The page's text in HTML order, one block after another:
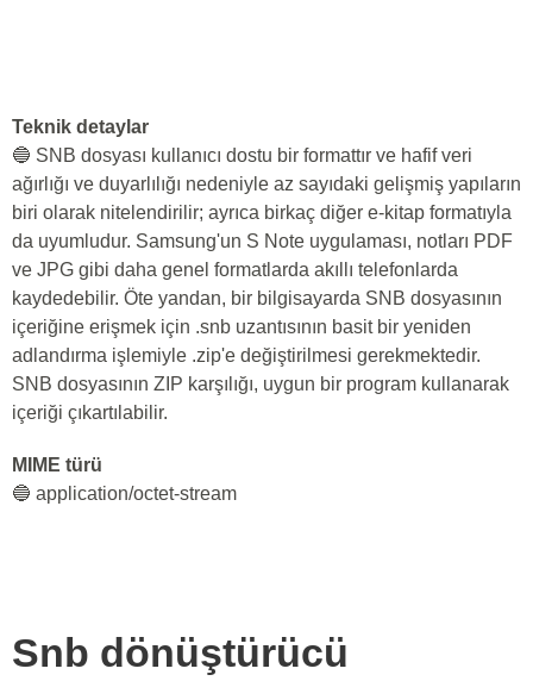
Teknik detaylar
🔵 SNB dosyası kullanıcı dostu bir formattır ve hafif veri
ağırlığı ve duyarlılığı nedeniyle az sayıdaki gelişmiş yapıların
biri olarak nitelendirilir; ayrıca birkaç diğer e-kitap formatıyla
da uyumludur. Samsung'un S Note uygulaması, notları PDF
ve JPG gibi daha genel formatlarda akıllı telefonlarda
kaydedebilir. Öte yandan, bir bilgisayarda SNB dosyasının
içeriğine erişmek için .snb uzantısının basit bir yeniden
adlandırma işlemiyle .zip'e değiştirilmesi gerekmektedir.
SNB dosyasının ZIP karşılığı, uygun bir program kullanarak
içeriği çıkartılabilir.
MIME türü
🔵 application/octet-stream
Snb dönüştürücü